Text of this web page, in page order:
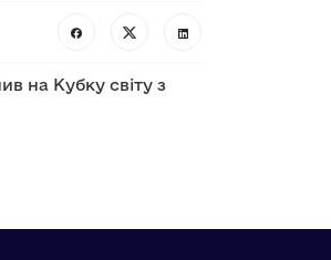
на Кубку світу з